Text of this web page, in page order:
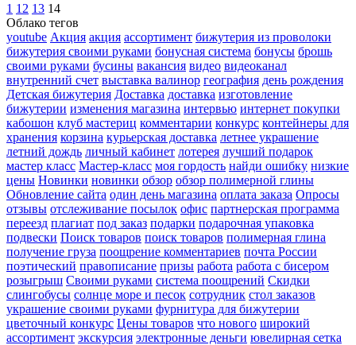
1 12 13 14
Облако тегов
youtube Акция акция ассортимент бижутерия из проволоки
бижутерия своими руками бонусная система бонусы брошь
своими руками бусины вакансия видео видеоканал
внутренний счет выставка валинор география день рождения
Детская бижутерия Доставка доставка изготовление
бижутерии изменения магазина интервью интернет покупки
кабошон клуб мастериц комментарии конкурс контейнеры для
хранения корзина курьерская доставка летнее украшение
летний дождь личный кабинет лотерея лучший подарок
мастер класс Мастер-класс моя гордость найди ошибку низкие
цены Новинки новинки обзор обзор полимерной глины
Обновление сайта один день магазина оплата заказа Опросы
отзывы отслеживание посылок офис партнерская программа
переезд плагиат под заказ подарки подарочная упаковка
подвески Поиск товаров поиск товаров полимерная глина
получение груза поощрение комментариев почта России
поэтический правописание призы работа работа с бисером
розыгрыш Своими руками система поощрений Скидки
слингобусы солнце море и песок сотрудник стол заказов
украшение своими руками фурнитура для бижутерии
цветочный конкурс Цены товаров что нового широкий
ассортимент экскурсия электронные деньги ювелирная сетка